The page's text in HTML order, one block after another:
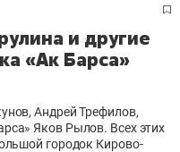
и другие
«Ак Барса»
Андрей Трефилов,
Яков Рылов. Всех этих
городок Кирово-